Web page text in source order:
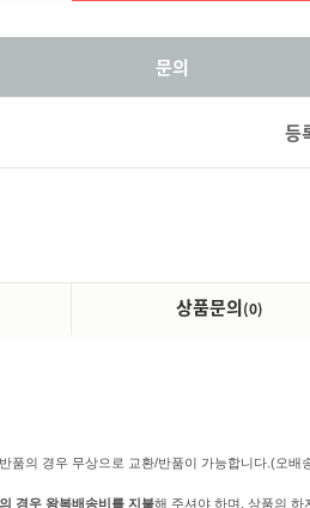
문의
등
상품문의(0)
품의 경우 무상으로 교환/반품이 가능합니다.(오
경우 왕복배송비를 지불해 주셔야 하며, 상품의 하